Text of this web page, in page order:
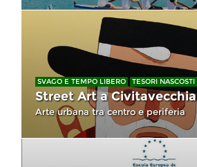
SVAGO E TEMPO LIBERO TESORI NASCOSTI
Street Art a Civitavecchia
Arte urbana tra centro e periferia